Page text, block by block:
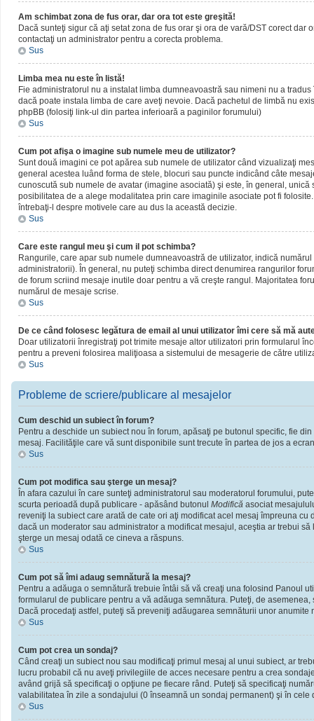
Am schimbat zona de fus orar, dar ora tot este greşită!
Dacă sunteţi sigur că aţi setat zona de fus orar şi ora de vară/DST corect
contactaţi un administrator pentru a corecta problema.
Sus
Limba mea nu este în listă!
Fie administratorul nu a instalat limba dumneavoastră sau nimeni nu a
dacă poate instala limba de care aveţi nevoie. Dacă pachetul de limbă nu
phpBB (folosiţi link-ul din partea inferioară a paginilor forumului)
Sus
Cum pot afişa o imagine sub numele meu de utilizator?
Sunt două imagini ce pot apărea sub numele de utilizator când vizualizaţi
general acestea luând forma de stele, blocuri sau puncte indicând câte
cunoscută sub numele de avatar (imagine asociată) şi este, în general,
posibilitatea de a alege modalitatea prin care imaginile asociate pot fi
întrebaţi-l despre motivele care au dus la această decizie.
Sus
Care este rangul meu şi cum il pot schimba?
Rangurile, care apar sub numele dumneavoastră de utilizator, indică
administratorii). În general, nu puteţi schimba direct denumirea rangurilor
de forum scriind mesaje inutile doar pentru a vă creşte rangul. Majoritatea
numărul de mesaje scrise.
Sus
De ce când folosesc legătura de email al unui utilizator îmi cere să mă
Doar utilizatorii înregistraţi pot trimite mesaje altor utilizatori prin formularul
pentru a preveni folosirea maliţioasa a sistemului de mesagerie de către
Sus
Probleme de scriere/publicare al mesajelor
Cum deschid un subiect în forum?
Pentru a deschide un subiect nou în forum, apăsaţi pe butonul specific, fie
mesaj. Facilităţile care vă sunt disponibile sunt trecute în partea de jos a
Sus
Cum pot modifica sau şterge un mesaj?
În afara cazului în care sunteţi administratorul sau moderatorul forumului,
scurta perioadă după publicare - apăsând butonul Modifică asociat
reveniţi la subiect care arată de cate ori aţi modificat acel mesaj împreuna
dacă un moderator sau administrator a modificat mesajul, aceştia ar trebui
şterge un mesaj odată ce cineva a răspuns.
Sus
Cum pot să îmi adaug semnătură la mesaj?
Pentru a adăuga o semnătură trebuie întâi să vă creaţi una folosind Panoul
formularul de publicare pentru a vă adăuga semnătura. Puteţi, de
Dacă procedaţi astfel, puteţi să preveniţi adăugarea semnăturii unor
Sus
Cum pot crea un sondaj?
Când creaţi un subiect nou sau modificaţi primul mesaj al unui subiect, ar
lucru probabil că nu aveţi privilegiile de acces necesare pentru a crea
având grijă să specificaţi o opţiune pe fiecare rând. Puteţi să specificaţi
valabilitatea în zile a sondajului (0 înseamnă un sondaj permanent) şi în
Sus